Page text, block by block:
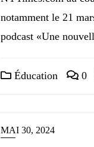
notamment le 21
podcast «Une
Éducation 0
MAI 30, 2024